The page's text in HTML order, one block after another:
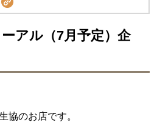
アル（7月予定）企
協のお店です。